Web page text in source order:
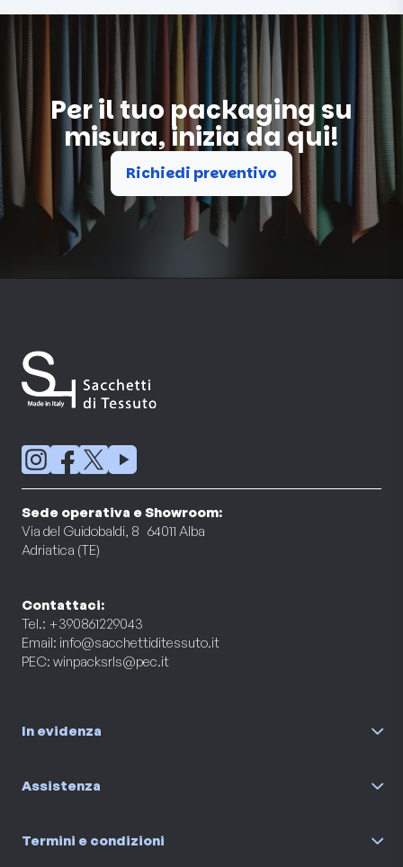
Per il tuo packaging su
misura, inizia da qui!
Richiedi preventivo
Sede operativa e Showroom:
Via del Guidobaldi, 8 64011 Alba
Adriatica (TE)
Contattaci:
Tel.: +390861229043
Email: info@sacchettiditessuto.it
PEC: winpacksrls@pec.it
In evidenza
Assistenza
Termini e condizioni